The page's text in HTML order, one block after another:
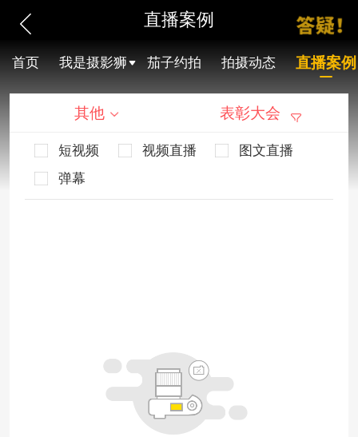
直播案例
首页 我是摄影狮 茄子约拍 拍摄动态 直播案例
其他 表彰大会
短视频 视频直播
图文直播
弹幕